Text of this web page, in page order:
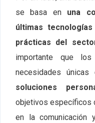
se basa en una
últimas
prácticas del
importante que los
necesidades
soluciones
objetivos específicos
en la comunicación